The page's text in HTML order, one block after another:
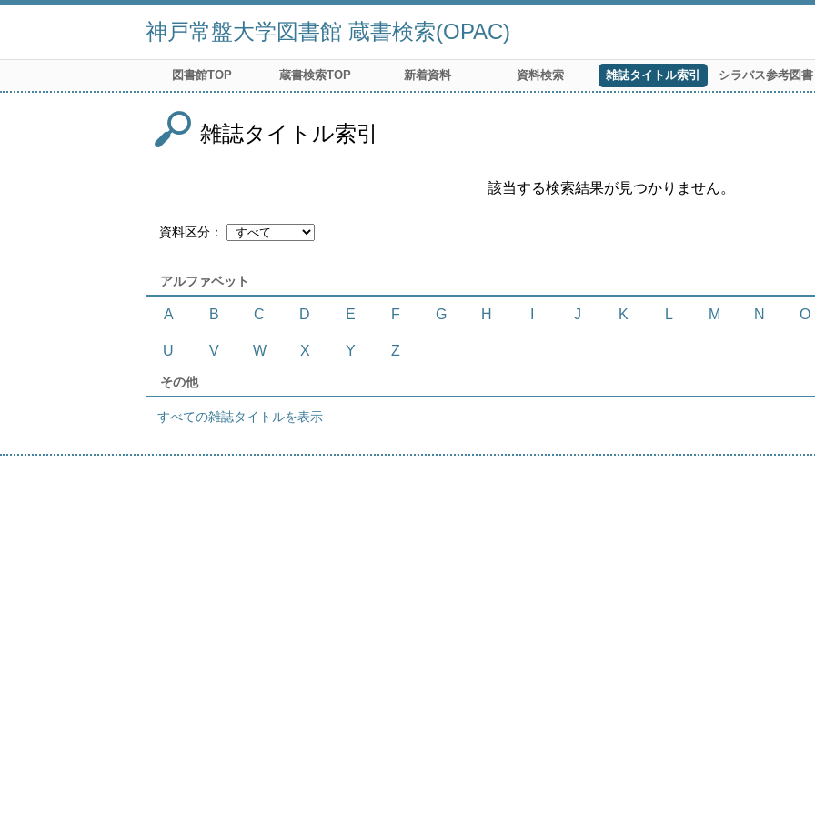
神戸常盤大学図書館 蔵書検索(OPAC)
図書館TOP 蔵書検索TOP 新着資料 資料検索 雑誌タイトル索引 シラバス参考図書
雑誌タイトル索引
該当する検索結果が見つかりません。
資料区分
アルファベット
A B C D E F G H J K L M N O
U V W X Y Z
その他
すべての雑誌タイトルを表示